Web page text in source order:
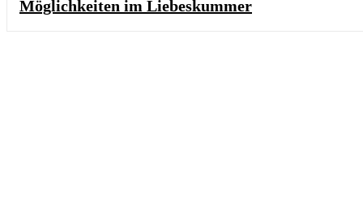
Möglichkeiten im Liebeskummer